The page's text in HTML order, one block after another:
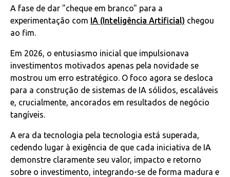
A fase de dar "cheque em branco" para a
experimentação com IA (Inteligência Artificial) chegou
ao fim.
Em 2026, o entusiasmo inicial que impulsionava
investimentos motivados apenas pela novidade se
mostrou um erro estratégico. O foco agora se desloca
para a construção de sistemas de IA sólidos, escaláveis
e, crucialmente, ancorados em resultados de negócio
tangíveis.
A era da tecnologia pela tecnologia está superada,
cedendo lugar à exigência de que cada iniciativa de IA
demonstre claramente seu valor, impacto e retorno
sobre o investimento, integrando-se de forma madura e